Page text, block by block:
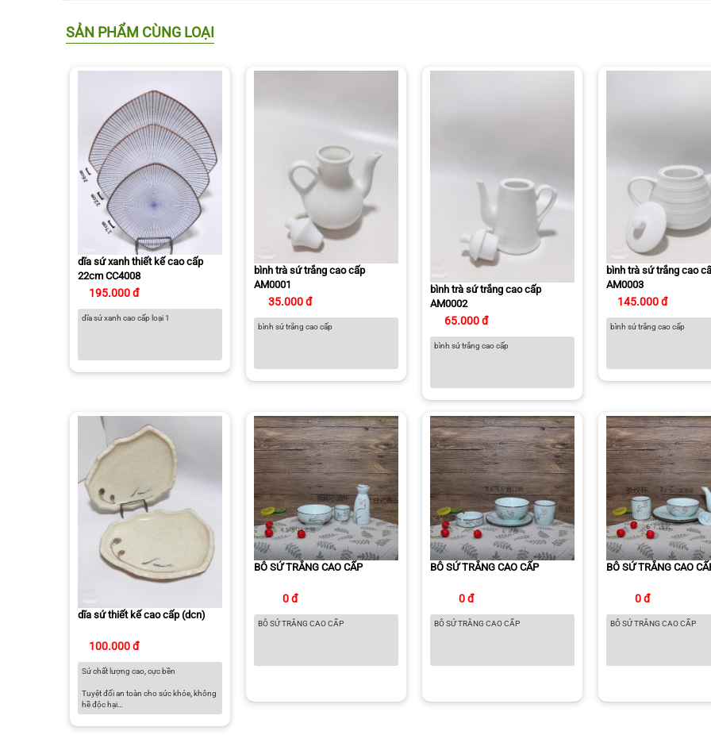
SẢN PHẨM CÙNG LOẠI
dĩa sứ xanh thiết kế cao cấp
22cm CC4008
195.000 đ
dĩa sứ xanh cao cấp loại 1
bình trà sứ trắng cao cấp
AM0001
35.000 đ
bình sứ trắng cao cấp
bình trà sứ trắng cao cấp
AM0002
65.000 đ
bình sứ trắng cao cấp
bình trà sứ trắng cao
AM0003
145.000 đ
bình sứ trắng cao cấp
dĩa sứ thiết kế cao cấp (dcn)
100.000 đ
Sứ chất lượng cao, cực bền
Tuyệt đối an toàn cho sức khỏe, không
hề độc hại
Có thể sử dụng trong lò vi sóng, lò
BÔ SỨ TRẮNG CAO CẤP
0 đ
BÔ SỨ TRẮNG CAO CẤP
BÔ SỨ TRẮNG CAO CẤP
0 đ
BÔ SỨ TRẮNG CAO CẤP
BÔ SỨ TRẮNG CAO
0 đ
BÔ SỨ TRẮNG CAO CẤP